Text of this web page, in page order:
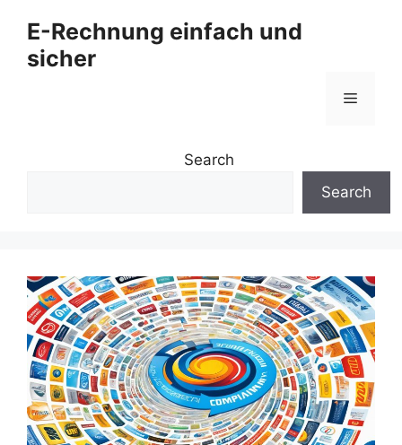
Inhalt
springen
E-Rechnung einfach und
sicher
Menü
Search
Search